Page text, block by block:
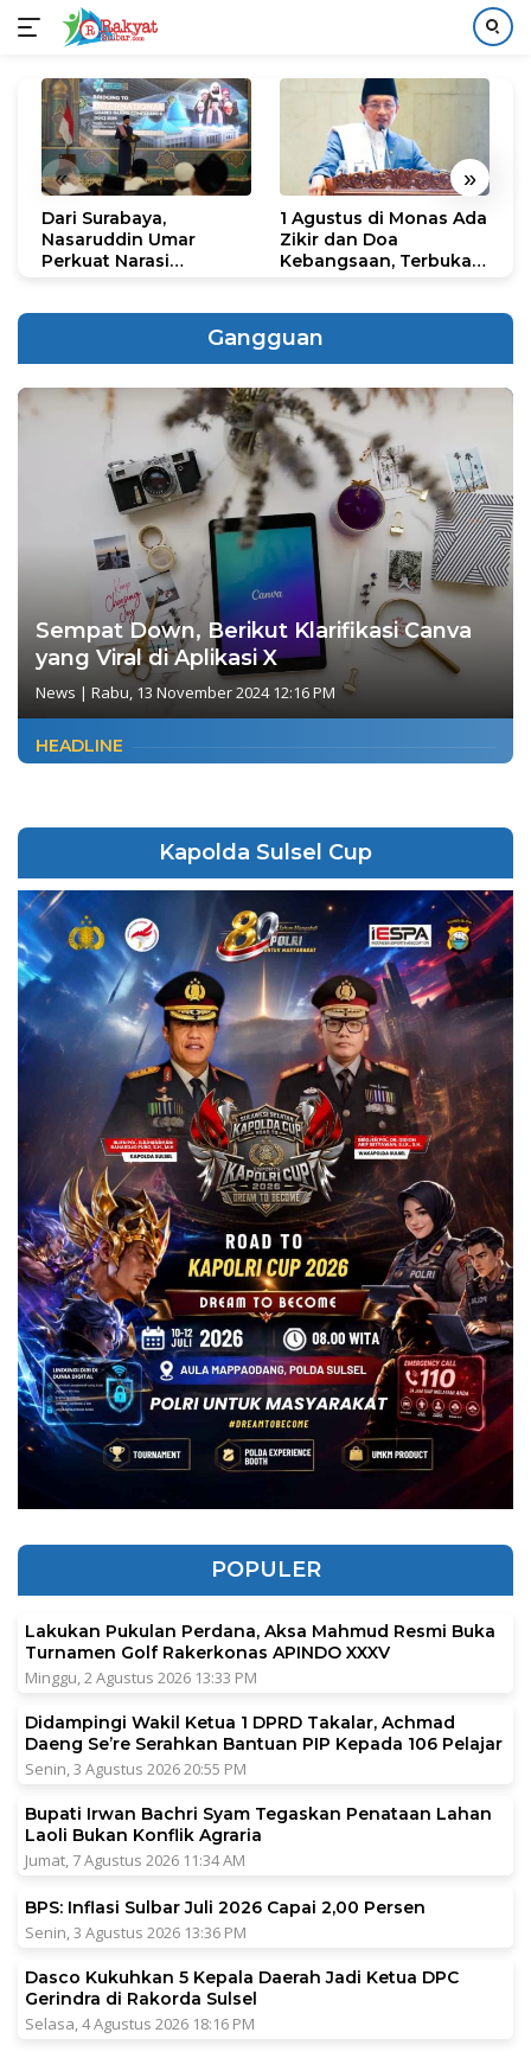
konten
« »
Dari Surabaya,
Nasaruddin Umar
Perkuat Narasi
1 Agustus di Monas Ada
Zikir dan Doa
Kebangsaan, Terbuka
Gangguan
Sempat Down, Berikut Klarifikasi Canva
yang Viral di Aplikasi X
News | Rabu, 13 November 2024 12:16 PM
HEADLINE
Kapolda Sulsel Cup
POPULER
Lakukan Pukulan Perdana, Aksa Mahmud Resmi Buka
Turnamen Golf Rakerkonas APINDO XXXV
Minggu, 2 Agustus 2026 13:33 PM
Didampingi Wakil Ketua 1 DPRD Takalar, Achmad
Daeng Se’re Serahkan Bantuan PIP Kepada 106 Pelajar
Senin, 3 Agustus 2026 20:55 PM
Bupati Irwan Bachri Syam Tegaskan Penataan Lahan
Laoli Bukan Konflik Agraria
Jumat, 7 Agustus 2026 11:34 AM
BPS: Inflasi Sulbar Juli 2026 Capai 2,00 Persen
Senin, 3 Agustus 2026 13:36 PM
Dasco Kukuhkan 5 Kepala Daerah Jadi Ketua DPC
Gerindra di Rakorda Sulsel
Selasa, 4 Agustus 2026 18:16 PM